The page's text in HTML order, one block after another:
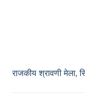
राजकीय श्रावणी मेला,